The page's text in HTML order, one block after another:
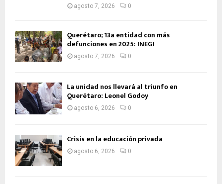
agosto 7, 2026 0
Querétaro; 13a entidad con más
defunciones en 2025: INEGI
agosto 7, 2026 0
La unidad nos llevará al triunfo en
Querétaro: Leonel Godoy
agosto 6, 2026 0
Crisis en la educación privada
agosto 6, 2026 0